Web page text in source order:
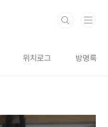
위치로그 방명록